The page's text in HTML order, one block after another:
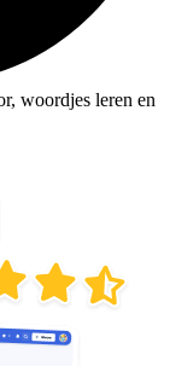
woordjes leren en